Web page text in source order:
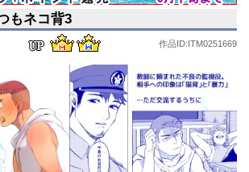
もネコ背3
作品ID:ITM0251669